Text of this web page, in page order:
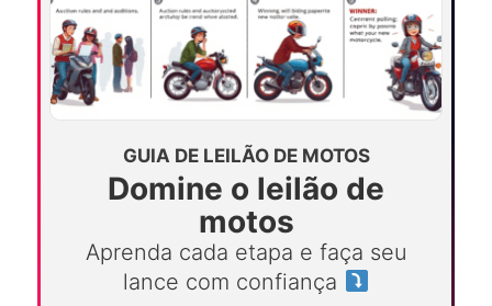
GUIA DE LEILÃO DE MOTOS
Domine o leilão de
motos
Aprenda cada etapa e faça seu
lance com confiança